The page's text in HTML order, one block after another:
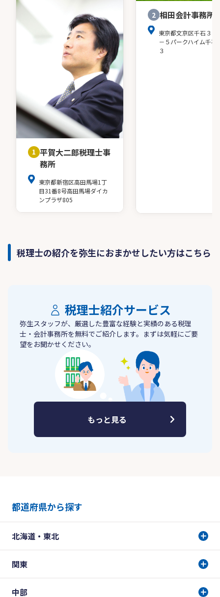
1 平賀大二郎税理士事
務所
東京都新宿区高田馬場1丁
目31番8号高田馬場ダイカ
ンプラザ805
2 相田会計事務所
東京都文京区千石３－
－５パークハイム千石
３
税理士の紹介を弥生におまかせしたい方はこちら
税理士紹介サービス
弥生スタッフが、厳選した豊富な経験と実績のある税理
士・会計事務所を無料でご紹介します。まずは気軽にご要
望をお聞かせください。
もっと見る
都道府県から探す
北海道・東北
関東
中部